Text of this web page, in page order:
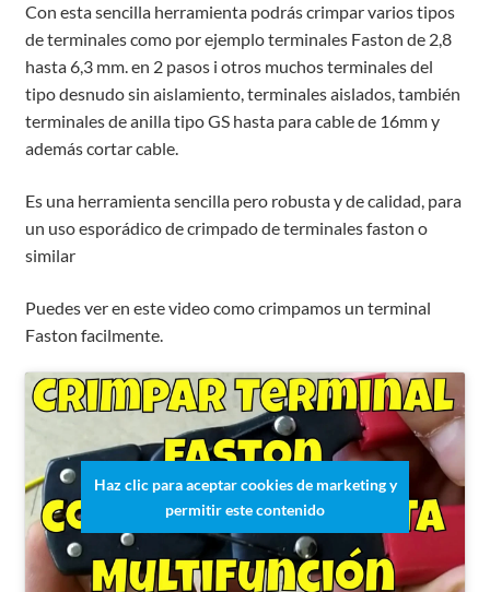
Con esta sencilla herramienta podrás crimpar varios tipos
de terminales como por ejemplo terminales Faston de 2,8
hasta 6,3 mm. en 2 pasos i otros muchos terminales del
tipo desnudo sin aislamiento, terminales aislados, también
terminales de anilla tipo GS hasta para cable de 16mm y
además cortar cable.
Es una herramienta sencilla pero robusta y de calidad, para
un uso esporádico de crimpado de terminales faston o
similar
Puedes ver en este video como crimpamos un terminal
Faston facilmente.
Haz clic para aceptar cookies de marketing y
permitir este contenido